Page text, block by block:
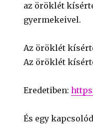
az öröklét
gyermekeivel.
Az öröklét
Az öröklét
Eredetiben:
És egy